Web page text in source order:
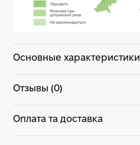
Основные характеристики
Отзывы (0)
Оплата та доставка